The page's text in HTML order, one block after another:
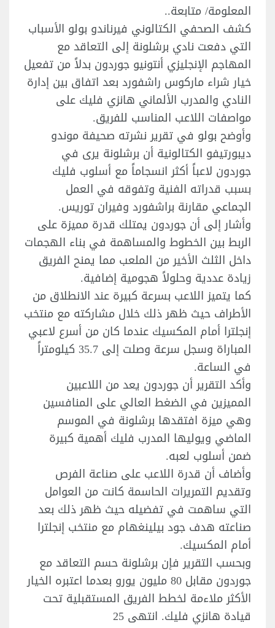
المعلومة/ متابعة..
كشف الصحفي الكتالوني فيرناندو بولو الأسباب
التي دفعت نادي برشلونة إلى التعاقد مع
المهاجم الإنجليزي أنتونيو جوردون بدلاً من تفعيل
خيار شراء ماركوس راشفورد بعد اتفاق بين إدارة
النادي والمدرب الألماني هانزي فليك على
مواصفات اللاعب المناسب للفريق.
وأوضح بولو في تقرير نشرته صحيفة موندو
ديبورتيفو الكتالونية أن برشلونة يرى في
جوردون لاعباً أكثر انسجاماً مع أسلوب فليك
بسبب قدراته الفنية وتفوقه في العمل
الجماعي مقارنة براشفورد وفيران توريس.
وأشار إلى أن جوردون يمتلك قدرة مميزة على
الربط بين الخطوط والمساهمة في بناء الهجمات
داخل الثلث الأخير من الملعب مما يمنح الفريق
زيادة عددية وحلولاً هجومية إضافية.
كما يتميز اللاعب بسرعة كبيرة عند الانطلاق من
الأطراف حيث ظهر ذلك خلال مشاركته مع منتخب
إنجلترا أمام المكسيك عندما كان من أسرع لاعبي
المباراة وسجل سرعة وصلت إلى 35.7 كيلومتراً
في الساعة.
وأكد التقرير أن جوردون يعد من اللاعبين
المميزين في الضغط العالي على المنافسين
وهي ميزة افتقدها برشلونة في الموسم
الماضي ويوليها المدرب فليك أهمية كبيرة
ضمن أسلوب لعبه.
وأضاف أن قدرة اللاعب على صناعة الفرص
وتقديم التمريرات الحاسمة كانت من العوامل
التي ساهمت في تفضيله حيث ظهر ذلك بعد
صناعته هدف جود بيلينغهام مع منتخب إنجلترا
أمام المكسيك.
وبحسب التقرير فإن برشلونة حسم التعاقد مع
جوردون مقابل 80 مليون يورو بعدما اعتبره الخيار
الأكثر ملاءمة لخطط الفريق المستقبلية تحت
قيادة هانزي فليك. انتهى 25